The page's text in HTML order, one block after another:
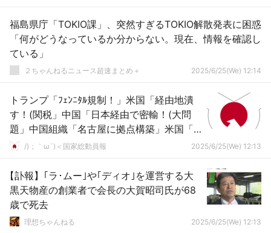
福島県庁「TOKIO課」、突然すぎるTOKIO解散発表に困惑
「何がどうなっているか分からない。現在、情報を確認し
ている」
２ちゃんねるニュース超速まとめ＋ 2025/6/25(We) 12:14
トランプ「ﾌｪﾝﾆﾀﾙ規制！」米国「経由地潰
す！(関税」中国「日本経由で密輸！(大問
題」中国組織「名古屋に拠点構築」米国「ﾌ
ｪﾝﾆﾀﾙ過剰摂取で数万人死亡(社会問題」→
/)；｀ω´)＜国家総動員報 2025/6/25(We) 12:13
【訃報】｢ラ･ムー｣や｢ディオ｣を運営する大
黒天物産の創業者で会長の大賀昭司氏が68
歳で死去
理想ちゃんねる 2025/6/25(We) 12:13